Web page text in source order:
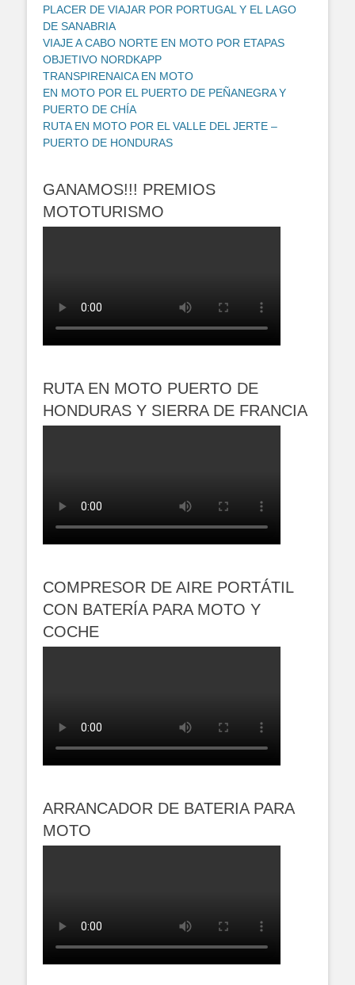
PLACER DE VIAJAR POR PORTUGAL Y EL LAGO
DE SANABRIA
VIAJE A CABO NORTE EN MOTO POR ETAPAS
OBJETIVO NORDKAPP
TRANSPIRENAICA EN MOTO
EN MOTO POR EL PUERTO DE PEÑANEGRA Y
PUERTO DE CHÍA
RUTA EN MOTO POR EL VALLE DEL JERTE –
PUERTO DE HONDURAS
GANAMOS!!! PREMIOS
MOTOTURISMO
RUTA EN MOTO PUERTO DE
HONDURAS Y SIERRA DE FRANCIA
COMPRESOR DE AIRE PORTÁTIL
CON BATERÍA PARA MOTO Y
COCHE
ARRANCADOR DE BATERIA PARA
MOTO